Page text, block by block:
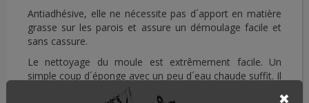
Antiadhésive, elle ne nécessite pas d´apport en matière
grasse sur les parois et assure un démoulage facile et
sans cassure.
Le nettoyage du moule est extrêmement facile. Un
simple coup d´éponge avec un peu d´eau chaude suffit. Il
peut être mis au lave-vaisselle.